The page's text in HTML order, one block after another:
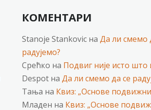
КОМЕНТАРИ
Stanoje Stankovicна Да ли смемо
радујемо?
Срећко на Подвиг није исто што
Despotна Да ли смемо да се
Тања на Квиз: „Основе
Младен на Квиз: „Основе